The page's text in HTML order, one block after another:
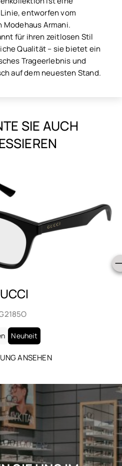
entworfen vom
Armani.
für ihren zeitlosen Stil
Qualität – sie bietet ein
Trageerlebnis und
auf dem neuesten Stand.
SIE AUCH
Neuheit
ANSEHEN